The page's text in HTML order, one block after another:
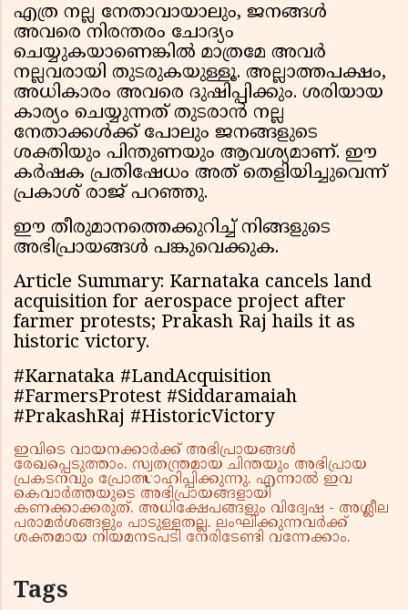
എത്ര നല്ല നേതാവായാലും, ജനങ്ങൾ
അവരെ നിരന്തരം ചോദ്യം
ചെയ്യുകയാണെങ്കിൽ മാത്രമേ അവർ
നല്ലവരായി തുടരുകയുള്ളൂ. അല്ലാത്തപക്ഷം,
അധികാരം അവരെ ദുഷിപ്പിക്കും. ശരിയായ
കാര്യം ചെയ്യുന്നത് തുടരാൻ നല്ല
നേതാക്കൾക്ക് പോലും ജനങ്ങളുടെ
ശക്തിയും പിന്തുണയും ആവശ്യമാണ്. ഈ
കർഷക പ്രതിഷേധം അത് തെളിയിച്ചുവെന്ന്
പ്രകാശ് രാജ് പറഞ്ഞു.
ഈ തീരുമാനത്തെക്കുറിച്ച് നിങ്ങളുടെ
അഭിപ്രായങ്ങൾ പങ്കുവെക്കുക.
Article Summary: Karnataka cancels land
acquisition for aerospace project after
farmer protests; Prakash Raj hails it as
historic victory.
#Karnataka #LandAcquisition
#FarmersProtest #Siddaramaiah
#PrakashRaj #HistoricVictory
ഇവിടെ വായനക്കാർക്ക് അഭിപ്രായങ്ങൾ
രേഖപ്പെടുത്താം. സ്വതന്ത്രമായ ചിന്തയും അഭിപ്രായ
പ്രകടനവും പ്രോത്സാഹിപ്പിക്കുന്നു. എന്നാൽ ഇവ
കെവാർത്തയുടെ അഭിപ്രായങ്ങളായി
കണക്കാക്കരുത്. അധിക്ഷേപങ്ങളും വിദ്വേഷ - അശ്ലീല
പരാമർശങ്ങളും പാടുള്ളതല്ല. ലംഘിക്കുന്നവർക്ക്
ശക്തമായ നിയമനടപടി നേരിടേണ്ടി വന്നേക്കാം.
Tags